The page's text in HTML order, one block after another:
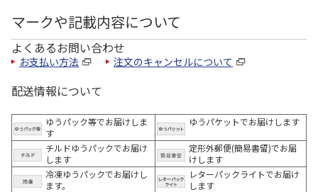
マークや記載内容について
よくあるお問い合わせ
お支払い方法 注文のキャンセルについて
配送情報について
ゆうパック等でお届けしま
す
ゆうパケットでお届けします
チルドゆうパックでお届け
します
定形外郵便(簡易書留)でお届
けします
冷凍ゆうパックでお届けし
ます。
レターパックライトでお届け
します